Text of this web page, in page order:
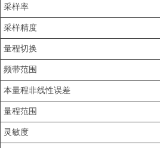
采样率
采样精度
量程切换
频带范围
本量程非线性误差
量程范围
灵敏度